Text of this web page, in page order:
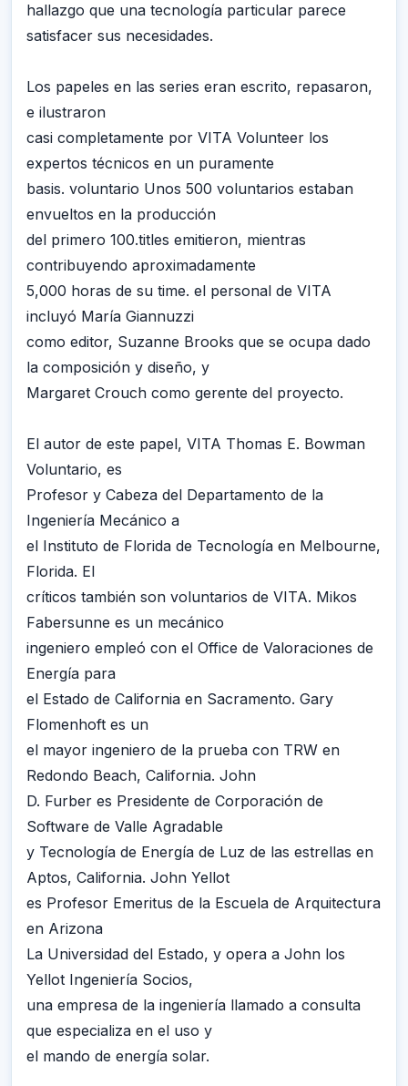
hallazgo que una tecnología particular parece
satisfacer sus necesidades.
Los papeles en las series eran escrito, repasaron,
e ilustraron
casi completamente por VITA Volunteer los
expertos técnicos en un puramente
basis. voluntario Unos 500 voluntarios estaban
envueltos en la producción
del primero 100.titles emitieron, mientras
contribuyendo aproximadamente
5,000 horas de su time. el personal de VITA
incluyó María Giannuzzi
como editor, Suzanne Brooks que se ocupa dado
la composición y diseño, y
Margaret Crouch como gerente del proyecto.
El autor de este papel, VITA Thomas E. Bowman
Voluntario, es
Profesor y Cabeza del Departamento de la
Ingeniería Mecánico a
el Instituto de Florida de Tecnología en Melbourne,
Florida. El
críticos también son voluntarios de VITA. Mikos
Fabersunne es un mecánico
ingeniero empleó con el Office de Valoraciones de
Energía para
el Estado de California en Sacramento. Gary
Flomenhoft es un
el mayor ingeniero de la prueba con TRW en
Redondo Beach, California. John
D. Furber es Presidente de Corporación de
Software de Valle Agradable
y Tecnología de Energía de Luz de las estrellas en
Aptos, California. John Yellot
es Profesor Emeritus de la Escuela de Arquitectura
en Arizona
La Universidad del Estado, y opera a John los
Yellot Ingeniería Socios,
una empresa de la ingeniería llamado a consulta
que especializa en el uso y
el mando de energía solar.